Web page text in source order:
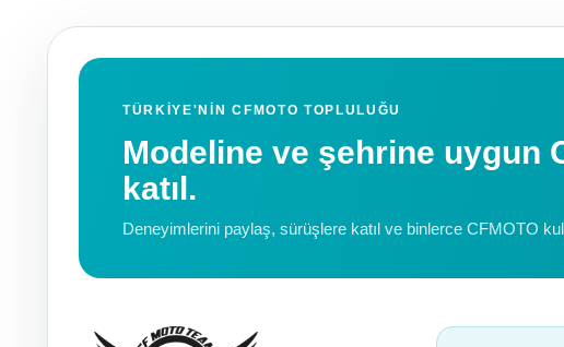
TÜRKIYE'NIN CFMOTO TOPLULUĞU
Modeline ve şehrine uygun
katıl.
Deneyimlerini paylaş, sürüşlere katıl ve binlerce CFMOTO